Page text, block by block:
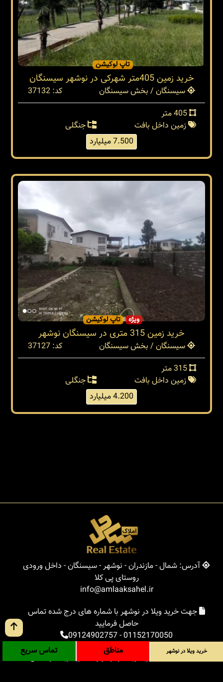
تاپ لوکیشن
خرید زمین 405متر شهرکی در نوشهر سیسنگان
سیسنگان / بخش سیسنگان
کد: 37132
زمین داخل بافت
جنگلی
7.500 میلیارد
ویژه تاپ لوکیشن
خرید زمین 315 متری در سیسنگان نوشهر
سیسنگان / بخش سیسنگان
کد: 37127
زمین داخل بافت
جنگلی
4.200 میلیارد
آدرس: شمال - مازندران - نوشهر - سیسنگان - داخل ورودی
روستای پی کلا
info@amlaaksahel.ir
جهت خرید ویلا در نوشهر با شماره های درج شده تماس
حاصل فرمایید
01152170050
-
09124902757
املاک ساحل
خرید ویلا در نوشهر
خرید ویلا در شمال
خرید ویلا در نوشهر مناطق تماس سریع